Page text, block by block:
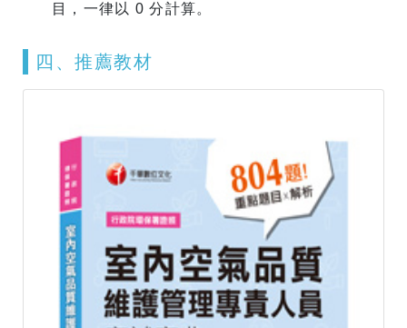
目，一律以 0 分計算。
​四、推薦教材